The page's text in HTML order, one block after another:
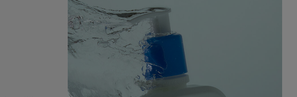
Ruwheid & Schilferig